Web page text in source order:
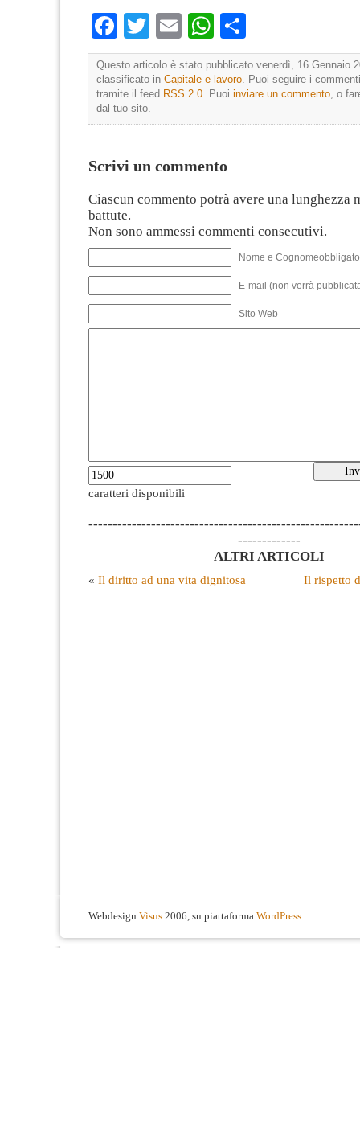
Facebook
TwitterEmailWhatsApp
Questo articolo è stato pubblicato venerdì, 16 Gennaio
classificato in Capitale e lavoro . Puoi seguire i
tramite il feed RSS 2.0 . Puoi inviare un commento , o
dal tuo sito.
Scrivi un commento
Ciascun commento potrà avere una lunghezza
battute.
Non sono ammessi commenti consecutivi.
Nome e
E-mail (non verrà
Sito Web
caratteri disponibili
-------------
ALTRI ARTICOLI
« Il diritto ad una vita dignitosa Il rispetto
Webdesign Visus 2006, su piattaforma WordPress